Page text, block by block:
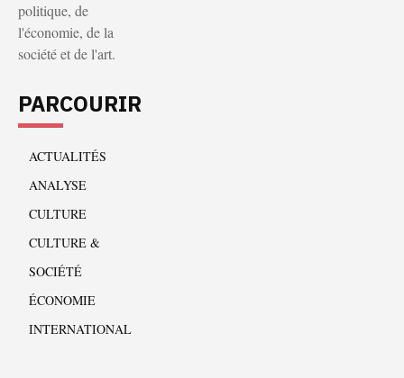
politique, de
l'économie, de la
société et de l'art.
PARCOURIR
ACTUALITÉS
ANALYSE
CULTURE
CULTURE &
SOCIÉTÉ
ÉCONOMIE
INTERNATIONAL